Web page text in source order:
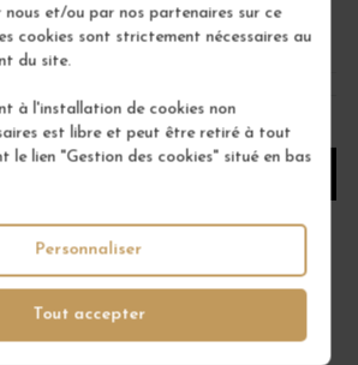
nous et/ou par nos partenaires sur ce
cookies sont strictement nécessaires au
du site.
à l'installation de cookies non
est libre et peut être retiré à tout
le lien "Gestion des cookies" situé en bas
Tout accepter
Personnaliser
189,00 €